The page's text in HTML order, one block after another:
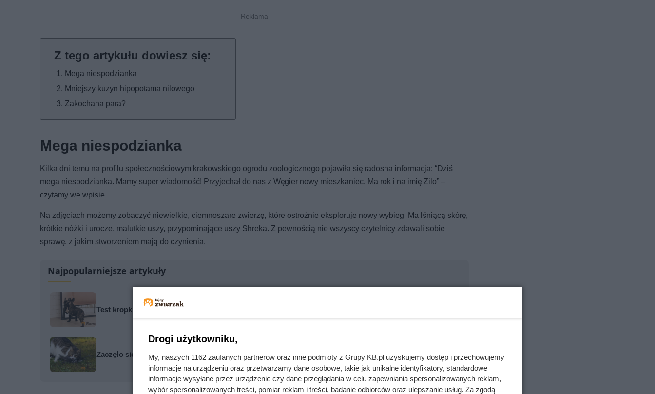
Mega niespodzianka
Mniejszy kuzyn hipopotama nilowego
Zakochana para?
Mega niespodzianka
Kilka dni temu na profilu społecznościowym krakowskiego ogrodu zoologicznego pojawiła się radosna informacja: “Dziś
mega niespodzianka. Mamy super wiadomość! Przyjechał do nas z Węgier nowy mieszkaniec. Ma rok i na imię Zilo” –
czytamy we wpisie.
Na zdjęciach możemy zobaczyć niewielkie, ciemnoszare zwierzę, które ostrożnie eksploruje nowy wybieg. Ma lśniącą skórę,
krótkie nóżki i urocze, malutkie uszy, przypominające uszy Shreka. Z pewnością nie wszyscy czytelnicy zdawali sobie
sprawę, z jakim stworzeniem mają do czynienia.
Najpopularniejsze artykuły
Test kropki obnażył prawdę. Dlaczego pies nigdy nie zrozumie, czym jest lustro?
Zaczęło się od małych ptaków, teraz chorują koty. Groźna bakteria może zagrażać ludziom
Drogi użytkowniku,
My, naszych 1162 zaufanych partnerów oraz inne podmioty z Grupy KB.pl uzyskujemy dostęp i przechowujemy
informacje na urządzeniu oraz przetwarzamy dane osobowe, takie jak unikalne identyfikatory, standardowe
informacje wysyłane przez urządzenie czy dane przeglądania w celu zapewniania spersonalizowanych reklam,
wybór spersonalizowanych treści, pomiar reklam i treści, badanie odbiorców oraz ulepszanie usług. Za zgodą